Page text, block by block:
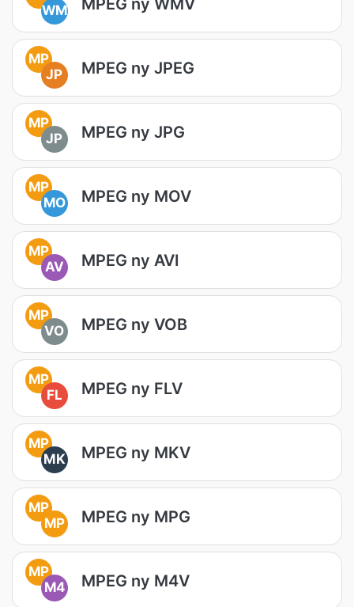
WM
MP
JP
MPEG ny JPEG
MP
JP
MPEG ny JPG
MP
MO
MPEG ny MOV
MP
AV
MPEG ny AVI
MP
VO
MPEG ny VOB
MP
FL
MPEG ny FLV
MP
MK
MPEG ny MKV
MP
MP
MPEG ny MPG
MP
M4
MPEG ny M4V